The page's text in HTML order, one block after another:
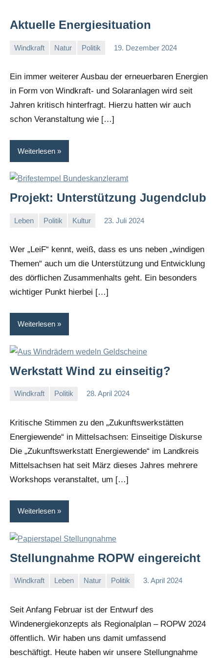
Aktuelle Energiesituation
Windkraft Natur Politik 19. Dezember 2024
Ein immer weiterer Ausbau der erneuerbaren Energien
in Form von Windkraft- und Solaranlagen wird seit
Jahren kritisch hinterfragt. Hierzu hatten wir auch
schon Veranstaltung wie […]
Weiterlesen
Projekt: Unterstützung Jugendclub
Leben Politik Kultur 23. Juli 2024
Wer „LeiF“ kennt, weiß, dass es uns neben „windigen
Themen“ auch um die Unterstützung und Entwicklung
des dörflichen Zusammenhalts geht. Ein besonders
wichtiger Punkt hierbei […]
Weiterlesen
Werkstatt Wind zu einseitig?
Windkraft Politik 28. April 2024
Kritische Stimmen zu den „Zukunftswerkstätten
Energiewende“ in Mittelsachsen: Einseitige Diskurse
Die „Zukunftswerkstatt Energiewende“ im Landkreis
Mittelsachsen hat seit März dieses Jahres mehrere
Workshops veranstaltet, um […]
Weiterlesen
Stellungnahme ROPW eingereicht
Windkraft Leben Natur Politik 3. April 2024
Seit Anfang Februar ist der Entwurf des
Windenergiekonzepts als Regionalplan – ROPW 2024
öffentlich. Wir haben uns damit umfassend
beschäftigt. Heute haben wir unsere Stellungnahme